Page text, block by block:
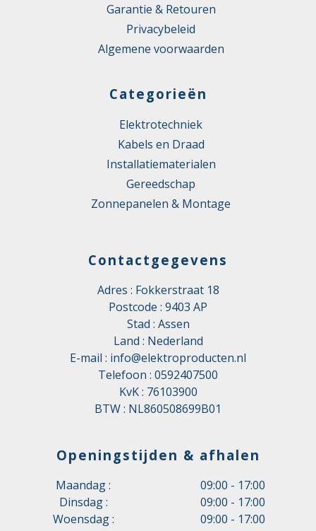
Garantie & Retouren
Privacybeleid
Algemene voorwaarden
Categorieën
Elektrotechniek
Kabels en Draad
Installatiematerialen
Gereedschap
Zonnepanelen & Montage
Contactgegevens
Adres : Fokkerstraat 18
Postcode : 9403 AP
Stad : Assen
Land : Nederland
E-mail : info@elektroproducten.nl
Telefoon : 0592407500
KvK : 76103900
BTW : NL860508699B01
Openingstijden & afhalen
Maandag :
09:00 - 17:00
Dinsdag :
09:00 - 17:00
Woensdag :
09:00 - 17:00